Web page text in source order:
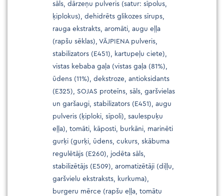
sāls, dārzeņu pulveris (satur: sīpolus,
ķiplokus), dehidrēts glikozes sīrups,
rauga ekstrakts, aromāti, augu eļļa
(rapšu sēklas), VĀJPIENA pulveris,
stabilizators (E451), kartupeļu ciete),
vistas kebaba gaļa (vistas gaļa (81%),
ūdens (11%), dekstroze, antioksidants
(E325), SOJAS proteīns, sāls, garšvielas
un garšaugi, stabilizators (E451), augu
pulveris (ķiploki, sīpoli), saulespuķu
eļļa), tomāti, kāposti, burkāni, marinēti
gurķi (gurķi, ūdens, cukurs, skābuma
regulētājs (E260), jodēta sāls,
stabilizētājs (E509), aromatizētāji (diļļu,
garšvielu ekstraksts, kurkuma),
burgeru mērce (rapšu eļļa, tomātu